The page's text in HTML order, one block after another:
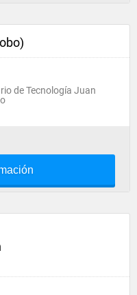
de Tecnología Juan